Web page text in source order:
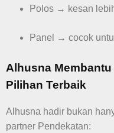
Polos → kesan
Panel → cocok
Alhusna
Pilihan Terbaik
Alhusna hadir bukan
partner Pendekatan: